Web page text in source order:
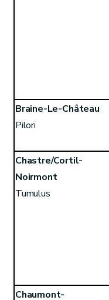
Braine-Le-Château
Pilori
Chastre/Cortil-
Noirmont
Tumulus
Chaumont-